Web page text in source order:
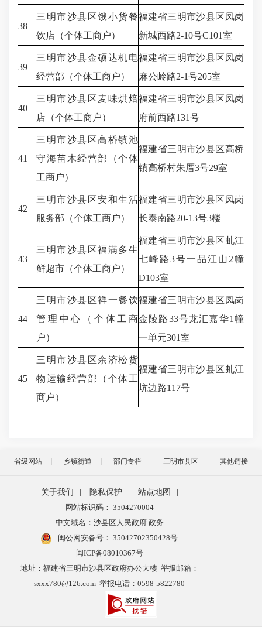
38
三明市沙县区饿小货餐
饮店（个体工商户）
福建省三明市沙县区凤岗
新城西路2-10号C101室
39
三明市沙县金硕达机电
经营部（个体工商户）
福建省三明市沙县区凤岗
麻公岭路2-1号205室
40
三明市沙县区麦味烘焙
店（个体工商户）
福建省三明市沙县区凤岗
府前西路131号
41
三明市沙县区高桥镇池
守海苗木经营部（个体
工商户）
福建省三明市沙县区高桥
镇高桥村朱厝3号29室
42
三明市沙县区安和生活
服务部（个体工商户）
福建省三明市沙县区凤岗
长泰南路20-13号3楼
43
三明市沙县区福满多生
鲜超市（个体工商户）
福建省三明市沙县区虬江
七峰路3号一品江山2幢
D103室
44
三明市沙县区祥一餐饮
管理中心（个体工商
户）
福建省三明市沙县区凤岗
金陵路33号龙汇嘉华1幢
一单元301室
45
三明市沙县区余济松货
物运输经营部（个体工
商户）
福建省三明市沙县区虬江
坑边路117号
省级网站 乡镇街道 部门专栏 三明市县区 其他链接
关于我们 隐私保护 站点地图
网站标识码： 3504270004
中文域名：沙县区人民政府.政务
闽公网安备号： 35042702350428号
闽ICP备08010367号
地址：福建省三明市沙县区政府办公大楼 举报邮箱：
sxxx780@126.com 举报电话：0598-5822780